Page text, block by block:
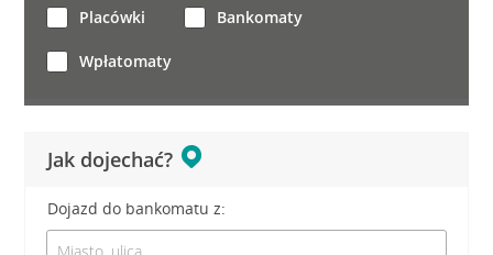
Jak dojechać?
Dojazd do bankomatu z:
Placówki Bankomaty
Wpłatomaty